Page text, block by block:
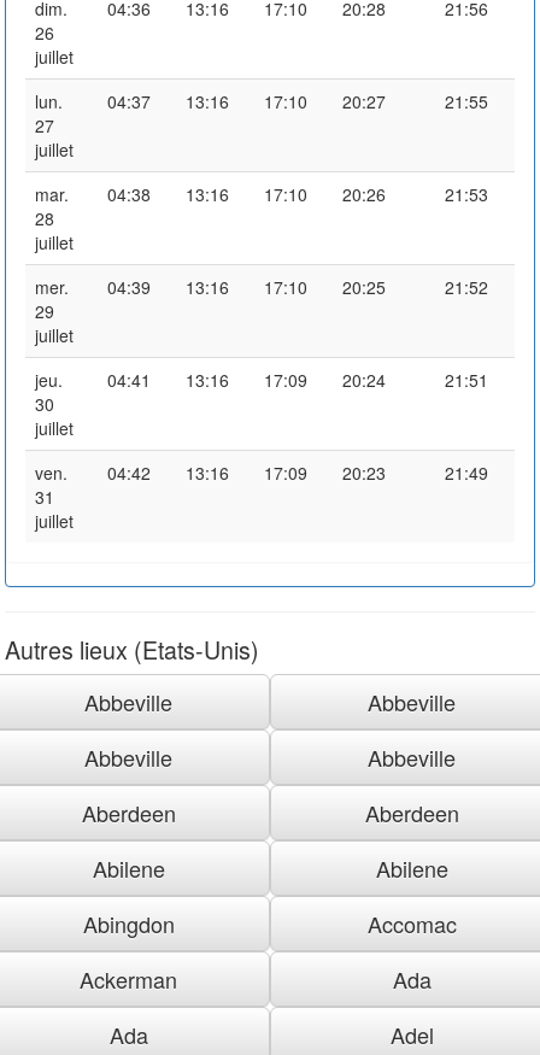
dim.
26
juillet
04:36 13:16 17:10 20:28 21:56
lun.
27
juillet
04:37 13:16 17:10 20:27 21:55
mar.
28
juillet
04:38 13:16 17:10 20:26 21:53
mer.
29
juillet
04:39 13:16 17:10 20:25 21:52
jeu.
30
juillet
04:41 13:16 17:09 20:24 21:51
ven.
31
juillet
04:42 13:16 17:09 20:23 21:49
Autres lieux (Etats-Unis)
Abbeville
Abbeville
Abbeville
Abbeville
Aberdeen
Aberdeen
Abilene
Abilene
Abingdon
Accomac
Ackerman
Ada
Ada
Adel